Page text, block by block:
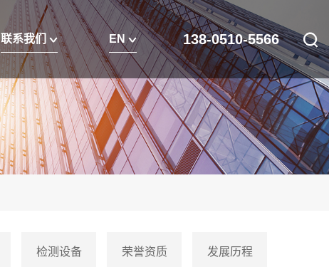
联系我们 EN 138-0510-5566
检测设备 荣誉资质 发展历程